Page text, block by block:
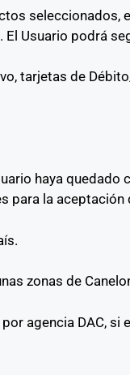
seleccionados,
Usuario podrá
tarjetas de
haya
para la
zonas de
agencia DAC,